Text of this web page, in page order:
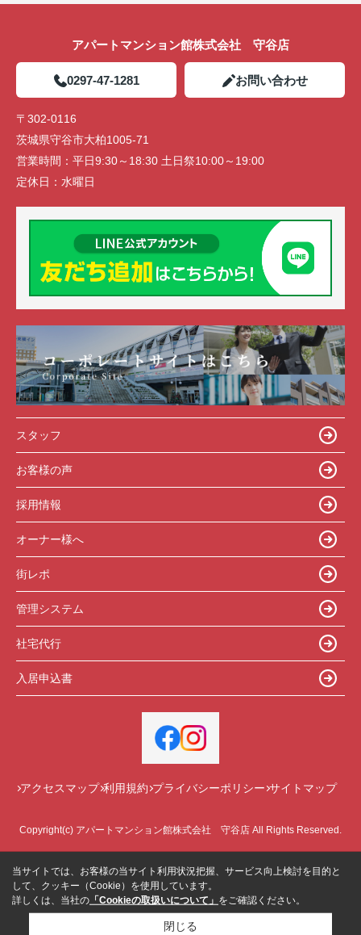
アパートマンション館株式会社 守谷店
0297-47-1281 お問い合わせ
〒302-0116
茨城県守谷市大柏1005-71
営業時間： 平日9:30～18:30 土日祭10:00～19:00
定休日： 水曜日
スタッフ
お客様の声
採用情報
オーナー様へ
街レポ
管理システム
社宅代行
入居申込書
アクセスマップ 利用規約 プライバシーポリシー サイトマップ
Copyright(c) アパートマンション館株式会社 守谷店 All Rights Reserved.
当サイトでは、お客様の当サイト利用状況把握、サービス向上検討を目的と
して、クッキー（Cookie）を使用しています。
詳しくは、当社の 「Cookieの取扱いについて」 をご確認ください。
閉じる